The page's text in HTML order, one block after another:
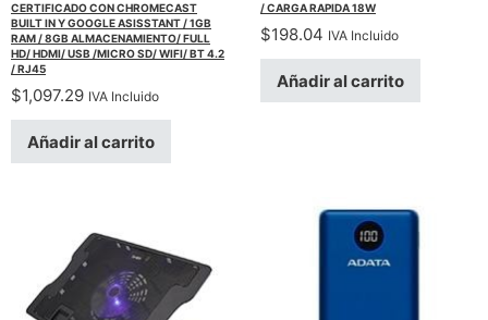
CERTIFICADO CON CHROMECAST
BUILT IN Y GOOGLE ASISSTANT / 1GB
RAM / 8GB ALMACENAMIENTO/ FULL
HD/ HDMI/ USB /MICRO SD/ WIFI/ BT 4.2
/ RJ45
$1,097.29 IVA Incluido
Añadir al carrito
/ CARGA RAPIDA 18W
$198.04 IVA Incluido
Añadir al carrito